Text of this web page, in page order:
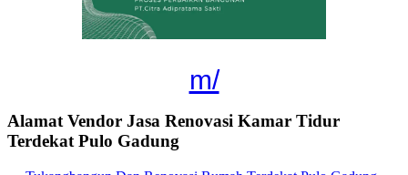
m/
Alamat Vendor Jasa Renovasi Kamar Tidur
Terdekat Pulo Gadung